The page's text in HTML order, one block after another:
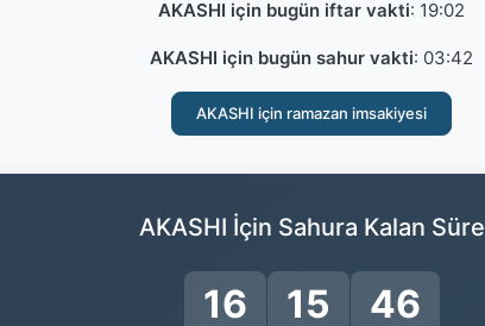
AKASHI için bugün iftar vakti: 19:02
AKASHI için bugün sahur vakti: 03:42
AKASHI için ramazan imsakiyesi
AKASHI İçin Sahura Kalan Süre
16 15 45